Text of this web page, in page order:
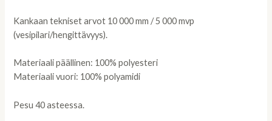
Kankaan tekniset arvot 10 000 mm / 5 000 mvp
(vesipilari/hengittävyys).
Materiaali päällinen: 100% polyesteri
Materiaali vuori: 100% polyamidi
Pesu 40 asteessa.